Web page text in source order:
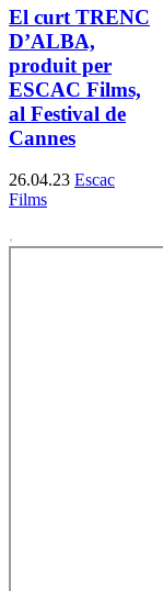
El curt TRENC
D’ALBA,
produit per
ESCAC Films,
al Festival de
Cannes
26.04.23 Escac
Films